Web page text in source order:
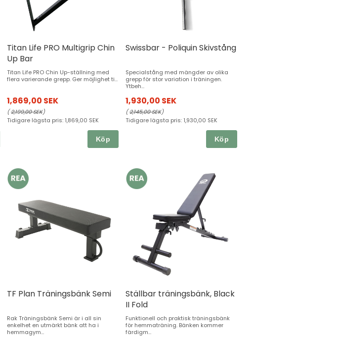
Titan Life PRO Multigrip Chin
Up Bar
Titan Life PRO Chin Up-ställning med
flera varierande grepp. Ger möjlighet ti...
1,869,00 SEK
(2,199,00 SEK)
Tidigare lägsta pris: 1,869,00 SEK
Köp
Swissbar - Poliquin Skivstång
Specialstång med mängder av olika
grepp för stor variation i träningen.
Ytbeh...
1,930,00 SEK
(2,145,00 SEK)
Tidigare lägsta pris: 1,930,00 SEK
Köp
TF Plan Träningsbänk Semi
Rak Träningsbänk Semi är i all sin
enkelhet en utmärkt bänk att ha i
hemmagym...
Ställbar träningsbänk, Black
II Fold
Funktionell och praktisk träningsbänk
för hemmaträning. Bänken kommer
färdigm...